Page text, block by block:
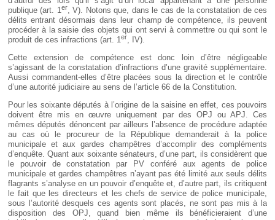
publique (art. 1er, V). Notons que, dans le cas de la constatation de ces
délits entrant désormais dans leur champ de compétence, ils peuvent
procéder à la saisie des objets qui ont servi à commettre ou qui sont le
produit de ces infractions (art. 1er
, IV).
Cette extension de compétence est donc loin d’être négligeable
s’agissant de la constatation d’infractions d’une gravité supplémentaire.
Aussi commandent-elles d’être placées sous la direction et le contrôle
d’une autorité judiciaire au sens de l’article 66 de la Constitution.
Pour les soixante députés à l’origine de la saisine en effet, ces pouvoirs
doivent être mis en œuvre uniquement par des OPJ ou APJ. Ces
mêmes députés dénoncent par ailleurs l’absence de procédure adaptée
au cas où le procureur de la République demanderait à la police
municipale et aux gardes champêtres d’accomplir des compléments
d’enquête. Quant aux soixante sénateurs, d’une part, ils considèrent que
le pouvoir de constatation par PV conféré aux agents de police
municipale et gardes champêtres n’ayant pas été limité aux seuls délits
flagrants s’analyse en un pouvoir d’enquête et, d’autre part, ils critiquent
le fait que les directeurs et les chefs de service de police municipale,
sous l’autorité desquels ces agents sont placés, ne sont pas mis à la
disposition des OPJ, quand bien même ils bénéficieraient d’une